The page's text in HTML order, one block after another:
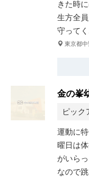
きた時
生方全
守って
東京都
金の峯
ピック
運動に
曜日は
がいら
なので